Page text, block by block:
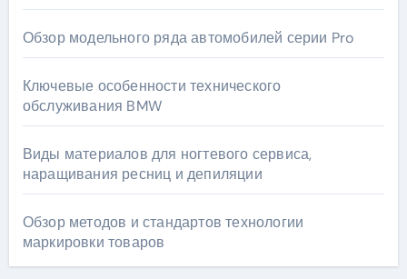
Обзор модельного ряда автомобилей серии Pro
Ключевые особенности технического
обслуживания BMW
Виды материалов для ногтевого сервиса,
наращивания ресниц и депиляции
Обзор методов и стандартов технологии
маркировки товаров